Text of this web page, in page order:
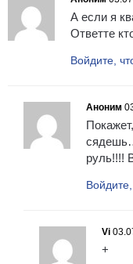
А если я
Ответте
Войдите,
Аноним
руль!!!!
Vi
+